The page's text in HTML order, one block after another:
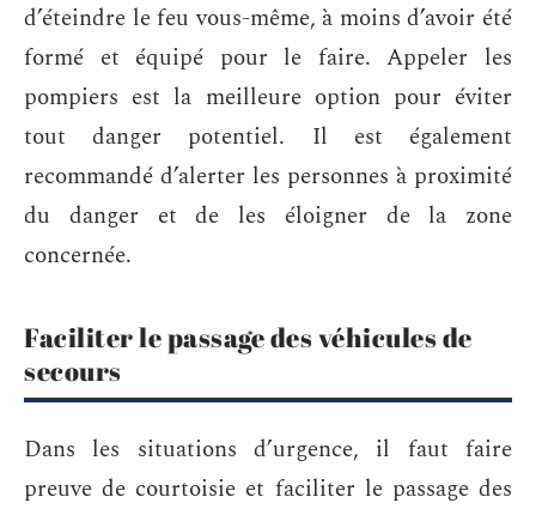
d’éteindre le feu vous-même, à moins d’avoir été
formé et équipé pour le faire. Appeler les
pompiers est la meilleure option pour éviter
tout danger potentiel. Il est également
recommandé d’alerter les personnes à proximité
du danger et de les éloigner de la zone
concernée.
Faciliter le passage des véhicules de
secours
Dans les situations d’urgence, il faut faire
preuve de courtoisie et faciliter le passage des